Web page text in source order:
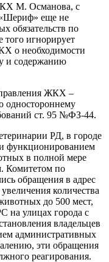
М. Османова, с
еще не
обязательств по
того игнорирует
о необходимости
и содержанию
ЖКХ –
одностороннему
ст. 95 №ФЗ-44.
РД, в городе
и функционированием
в полной мере
Комитетом по
обращения в адрес
количества
до 500 мест,
на улицах города с
владельцев
административных
эти обращения
реагирования.